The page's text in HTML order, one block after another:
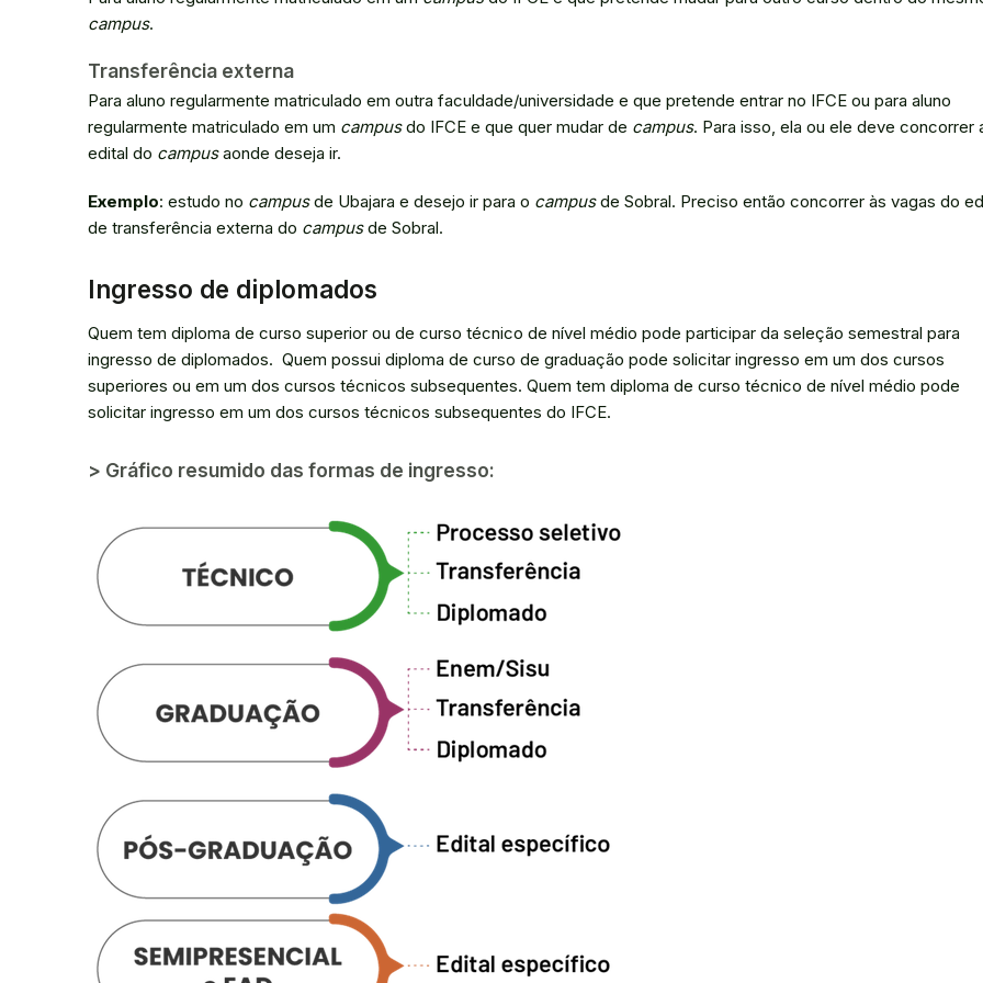
campus.
Transferência externa
Para aluno regularmente matriculado em outra faculdade/universidade e que pretende entrar no IFCE ou para aluno
regularmente matriculado em um campusdo IFCE e que quer mudar de campus. Para isso, ela ou ele deve concorrer
edital do campusaonde deseja ir.
Exemplo: estudo no campusde Ubajara e desejo ir para o campusde Sobral. Preciso então concorrer às vagas do
de transferência externa do campusde Sobral.
Ingresso de diplomados
Quem tem diploma de curso superior ou de curso técnico de nível médio pode participar da seleção semestral para
ingresso de diplomados. Quem possui diploma de curso de graduação pode solicitar ingresso em um dos cursos
superiores ou em um dos cursos técnicos subsequentes. Quem tem diploma de curso técnico de nível médio pode
solicitar ingresso em um dos cursos técnicos subsequentes do IFCE.
> Gráfico resumido das formas de ingresso: